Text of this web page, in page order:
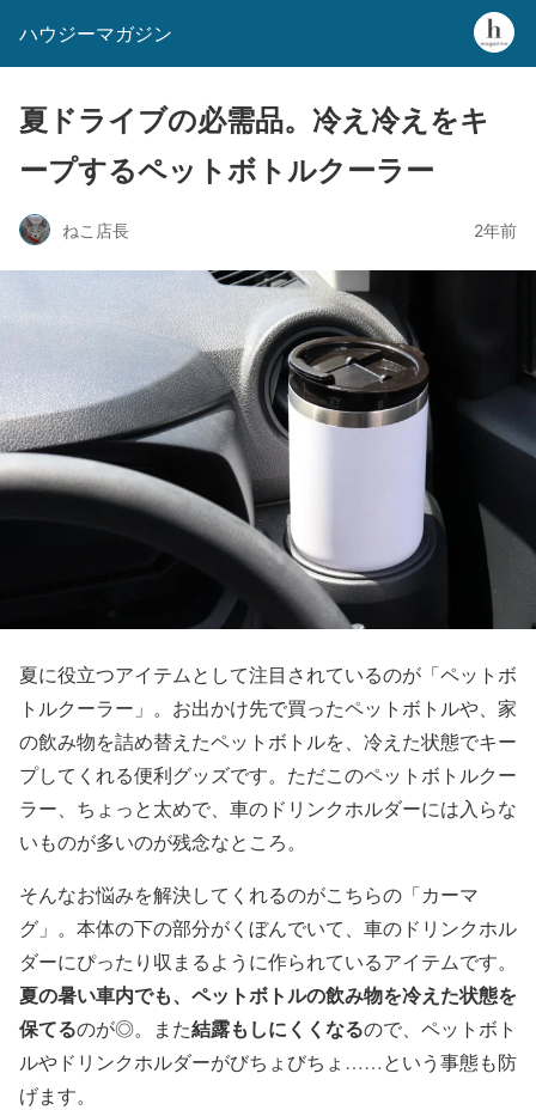
ハウジーマガジン
夏ドライブの必需品。冷え冷えをキ
ープするペットボトルクーラー
ねこ店長 2年前
夏に役立つアイテムとして注目されているのが「ペットボ
トルクーラー」。お出かけ先で買ったペットボトルや、家
の飲み物を詰め替えたペットボトルを、冷えた状態でキー
プしてくれる便利グッズです。ただこのペットボトルクー
ラー、ちょっと太めで、車のドリンクホルダーには入らな
いものが多いのが残念なところ。
そんなお悩みを解決してくれるのがこちらの「カーマ
グ」。本体の下の部分がくぼんでいて、車のドリンクホル
ダーにぴったり収まるように作られているアイテムです。
夏の暑い車内でも、ペットボトルの飲み物を冷えた状態を
保てるのが◎。また結露もしにくくなるので、ペットボト
ルやドリンクホルダーがびちょびちょ……という事態も防
げます。